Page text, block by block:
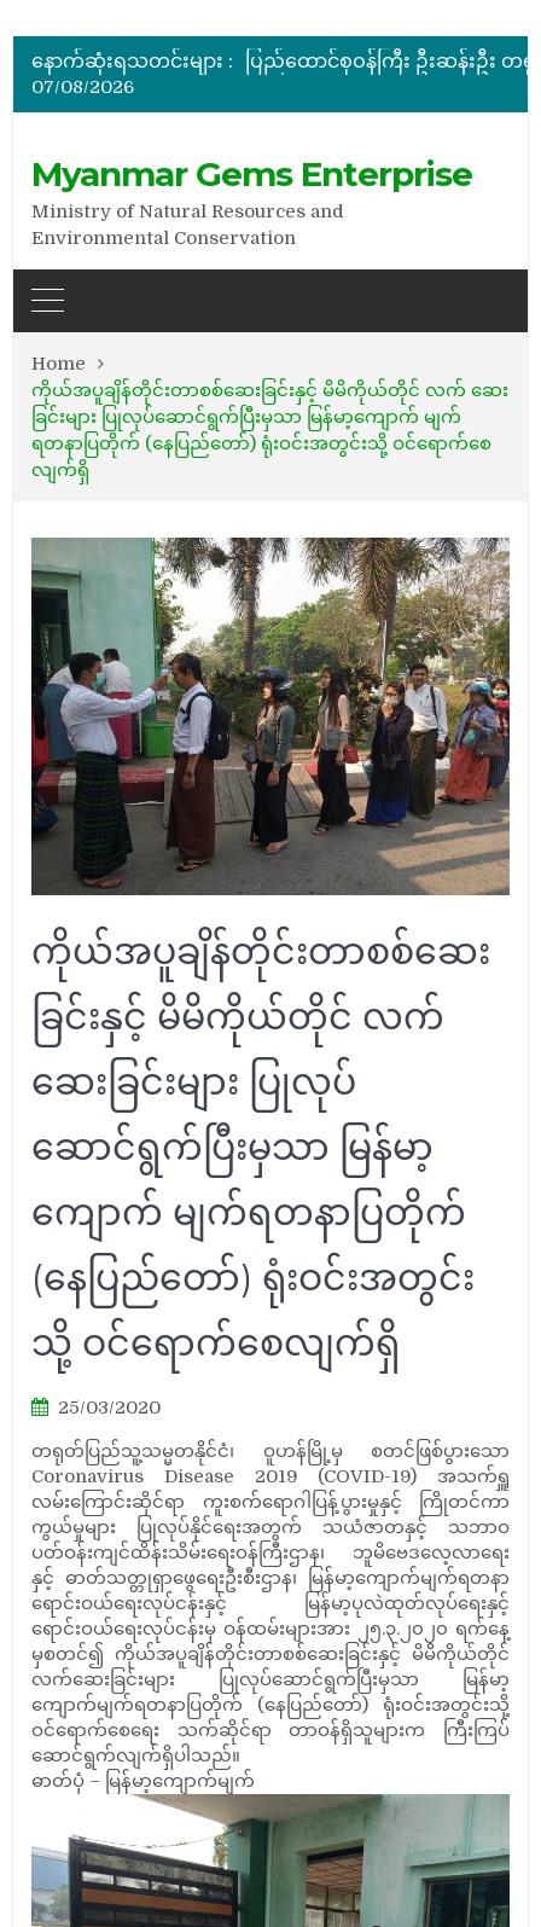
နောက်ဆုံးရသတင်းများ :
အိတ်ဖွင့်တင်ဒါခေါ်ယူခြင်း
07/08/2026
Myanmar Gems Enterprise
Ministry of Natural Resources and
Environmental Conservation
Home
ကိုယ်အပူချိန်တိုင်းတာစစ်ဆေးခြင်းနှင့် မိမိကိုယ်တိုင် လက် ဆေး
ခြင်းများ ပြုလုပ်ဆောင်ရွက်ပြီးမှသာ မြန်မာ့ကျောက် မျက်
ရတနာပြတိုက် (နေပြည်တော်) ရုံးဝင်းအတွင်းသို့ ဝင်ရောက်စေ
လျက်ရှိ
ကိုယ်အပူချိန်တိုင်းတာစစ်ဆေး
ခြင်းနှင့် မိမိကိုယ်တိုင် လက်
ဆေးခြင်းများ ပြုလုပ်
ဆောင်ရွက်ပြီးမှသာ မြန်မာ့
ကျောက် မျက်ရတနာပြတိုက်
(နေပြည်တော်) ရုံးဝင်းအတွင်း
သို့ ဝင်ရောက်စေလျက်ရှိ
25/03/2020
တရုတ်ပြည်သူ့သမ္မတနိုင်ငံ၊ ဝူဟန်မြို့မှ စတင်ဖြစ်ပွားသော
Coronavirus Disease 2019 (COVID-19) အသက်ရှူ
လမ်းကြောင်းဆိုင်ရာ ကူးစက်ရောဂါပြန့်ပွားမှုနှင့် ကြိုတင်ကာ
ကွယ်မှုများ ပြုလုပ်နိုင်ရေးအတွက် သယံဇာတနှင့် သဘာဝ
ပတ်ဝန်းကျင်ထိန်းသိမ်းရေးဝန်ကြီးဌာန၊ ဘူမိဗေဒလေ့လာရေး
နှင့် ဓာတ်သတ္တုရှာဖွေရေးဦးစီးဌာန၊ မြန်မာ့ကျောက်မျက်ရတနာ
ရောင်းဝယ်ရေးလုပ်ငန်းနှင့် မြန်မာ့ပုလဲထုတ်လုပ်ရေးနှင့်
ရောင်းဝယ်ရေးလုပ်ငန်းမှ ဝန်ထမ်းများအား ၂၅.၃.၂၀၂၀ ရက်နေ့
မှစတင်၍ ကိုယ်အပူချိန်တိုင်းတာစစ်ဆေးခြင်းနှင့် မိမိကိုယ်တိုင်
လက်ဆေးခြင်းများ ပြုလုပ်ဆောင်ရွက်ပြီးမှသာ မြန်မာ့
ကျောက်မျက်ရတနာပြတိုက် (နေပြည်တော်) ရုံးဝင်းအတွင်းသို့
ဝင်ရောက်စေရေး သက်ဆိုင်ရာ တာဝန်ရှိသူများက ကြီးကြပ်
ဆောင်ရွက်လျက်ရှိပါသည်။
ဓာတ်ပုံ – မြန်မာ့ကျောက်မျက်